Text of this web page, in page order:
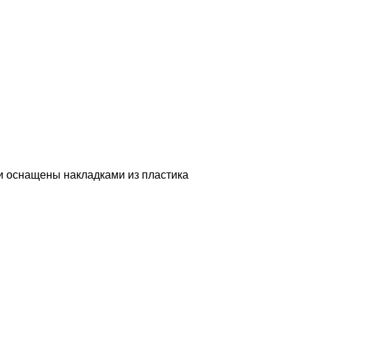
накладками из пластика